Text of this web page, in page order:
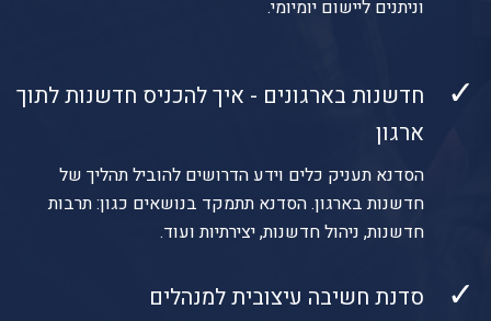
וניתנים ליישום יומיומי.
✓
חדשנות בארגונים - איך להכניס חדשנות לתוך
ארגון
הסדנא תעניק כלים וידע הדרושים להוביל תהליך של
חדשנות בארגון. הסדנא תתמקד בנושאים כגון: תרבות
חדשנות, ניהול חדשנות, יצירתיות ועוד.
✓ סדנת חשיבה עיצובית למנהלים